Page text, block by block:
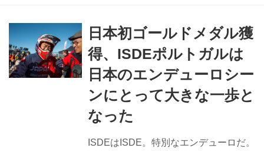
た場合は、2019年のチームに対し、不
足する活動費に充当します）に寄付し
ます。発送は12月15日近辺。 ぜひご購
入のほどを！ ■概要 ・A3サイズ12枚綴
り+表紙 ・3800円 +税・送料 ■購入方法
（2通りです） 方法1.↓...
日本初ゴールドメダル獲
得、ISDEポルトガルは
日本のエンデューロシー
ンにとって大きな一歩と
なった
ISDEはISDE。特別なエンデューロだ。